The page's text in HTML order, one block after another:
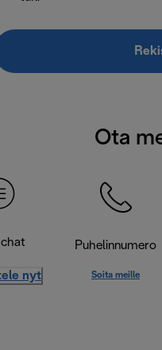
Ota
nyt
Puhelinnumero
Soita meille